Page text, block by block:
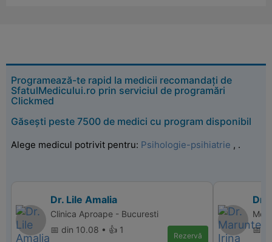
Programează-te rapid la medicii recomandați de
SfatulMedicului.ro prin serviciul de programări
Clickmed
Găsești peste 7500 de medici cu program disponibil
Alege medicul potrivit pentru: Psihologie-psihiatrie , .
Dr. Lile Amalia
Clinica Aproape - Bucuresti
📅 din 10.08 • 👍 1
Rezervă
Dr.
📅